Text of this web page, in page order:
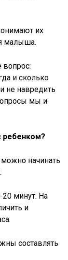
их
малыша.
и сколько
не навредить
мы и
ребенком?
начинать
20 минут. На
и
составлять